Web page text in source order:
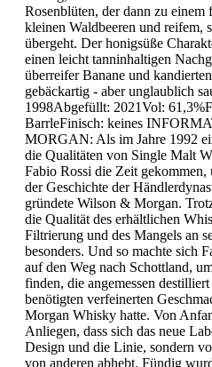
Rosenblüten, der dann zu einem
kleinen Waldbeeren und reifem,
übergeht. Der honigsüße
einen leicht tanninhaltigen
überreifer Banane und
gebäckartig - aber unglaublich
1998Abgefüllt: 2021Vol:
BarrleFinisch: keines
MORGAN: Als im Jahre 1992
die Qualitäten von Single Malt
Fabio Rossi die Zeit
der Geschichte der
gründete Wilson & Morgan.
die Qualität des erhältlichen
Filtrierung und des Mangels an
besonders. Und so machte sich
auf den Weg nach Schottland,
finden, die angemessen
benötigten verfeinerten
Morgan Whisky hatte. Von
Anliegen, dass sich das neue
Design und die Linie, sondern
von anderen abhebt. Fündig